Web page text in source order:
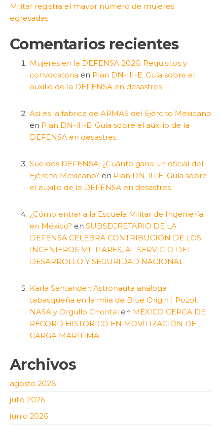
Militar registra el mayor número de mujeres
egresadas
Comentarios recientes
Mujeres en la DEFENSA 2026: Requisitos y
convocatoria en Plan DN-III-E: Guía sobre el
auxilio de la DEFENSA en desastres
Así es la fabrica de ARMAS del Ejército Mexicano
en Plan DN-III-E: Guía sobre el auxilio de la
DEFENSA en desastres
Sueldos DEFENSA: ¿Cuánto gana un oficial del
Ejército Mexicano? en Plan DN-III-E: Guía sobre
el auxilio de la DEFENSA en desastres
¿Cómo entrar a la Escuela Militar de Ingeniería
en México? en SUBSECRETARIO DE LA
DEFENSA CELEBRA CONTRIBUCIÓN DE LOS
INGENIEROS MILITARES, AL SERVICIO DEL
DESARROLLO Y SEGURIDAD NACIONAL
Karla Santander: Astronauta análoga
tabasqueña en la mira de Blue Origin | Pozol,
NASA y Orgullo Chontal en MÉXICO CERCA DE
RÉCORD HISTÓRICO EN MOVILIZACIÓN DE
CARGA MARÍTIMA
Archivos
agosto 2026
julio 2026
junio 2026